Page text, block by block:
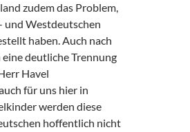
zudem das Problem,
und Westdeutschen
haben. Auch nach
deutliche Trennung
Havel
für uns hier in
werden diese
hoffentlich nicht